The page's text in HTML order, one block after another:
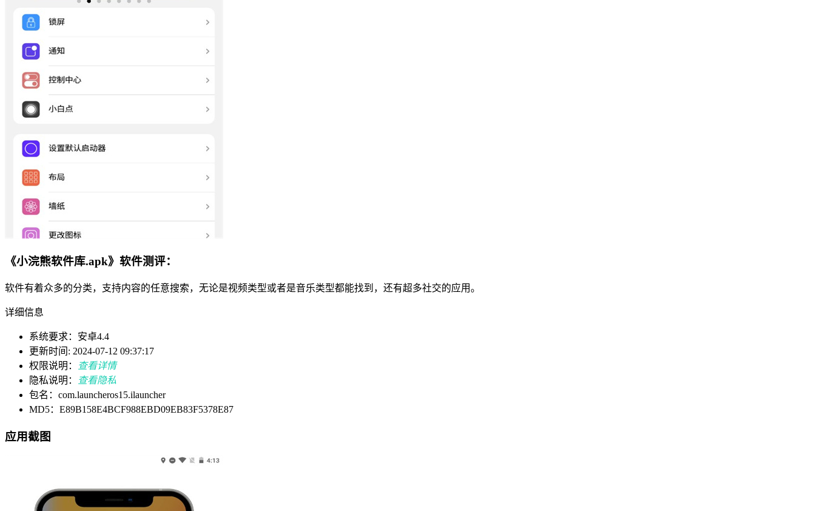
《小浣熊软件库.apk》软件测评：
软件有着众多的分类，支持内容的任意搜索，无论是视频类型或者是音乐类型都能找到，还有超多社交的应用。
详细信息
系统要求：安卓4.4
更新时间: 2024-07-12 09:37:17
权限说明：
查看详情
隐私说明：
查看隐私
包名：com.launcheros15.ilauncher
MD5：E89B158E4BCF988EBD09EB83F5378E87
应用截图